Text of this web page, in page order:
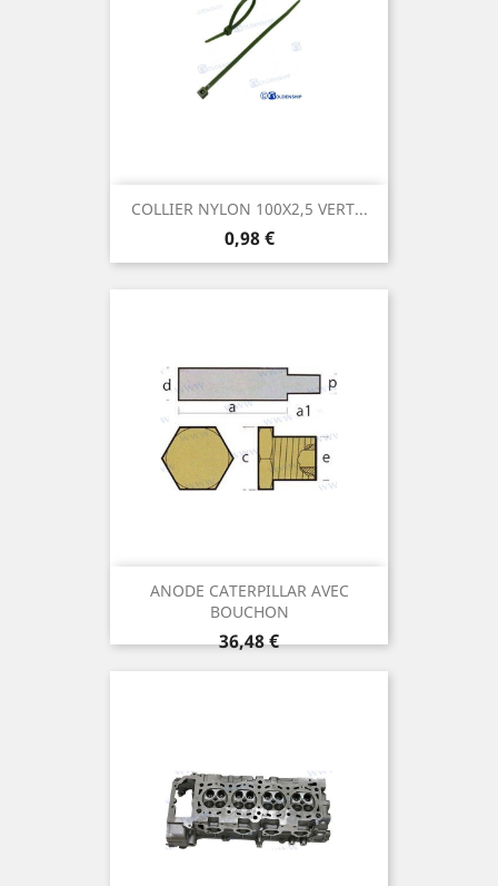
COLLIER NYLON 100X2,5 VERT...
Prix
0,98 €
ANODE CATERPILLAR AVEC
BOUCHON
Prix
36,48 €